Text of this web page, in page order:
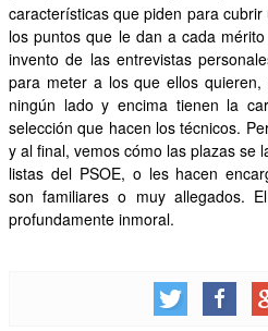
características que piden para
los puntos que le dan a cada
invento de las entrevistas
para meter a los que ellos
ningún lado y encima tienen la
selección que hacen los técnicos.
y al final, vemos cómo las plazas se
listas del PSOE, o les hacen
son familiares o muy allegados.
profundamente inmoral.